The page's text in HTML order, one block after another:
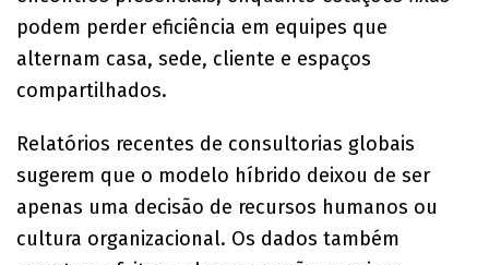
podem perder eficiência em equipes que
alternam casa, sede, cliente e espaços
compartilhados.
Relatórios recentes de consultorias globais
sugerem que o modelo híbrido deixou de ser
apenas uma decisão de recursos humanos ou
cultura organizacional. Os dados também